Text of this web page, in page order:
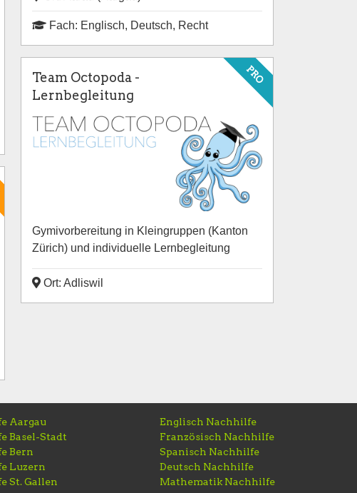
Fach: Englisch, Deutsch, Recht
PRO
Team Octopoda -
Lernbegleitung
Gymivorbereitung in Kleingruppen (Kanton
Zürich) und individuelle Lernbegleitung
Ort: Adliswil
Aargau
Basel-Stadt
Bern
Luzern
St. Gallen
Englisch Nachhilfe
Französisch Nachhilfe
Spanisch Nachhilfe
Deutsch Nachhilfe
Mathematik Nachhilfe